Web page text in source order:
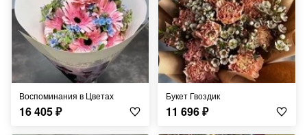
Воспоминания в Цветах
16 405₽
Букет Гвоздик
11 696₽